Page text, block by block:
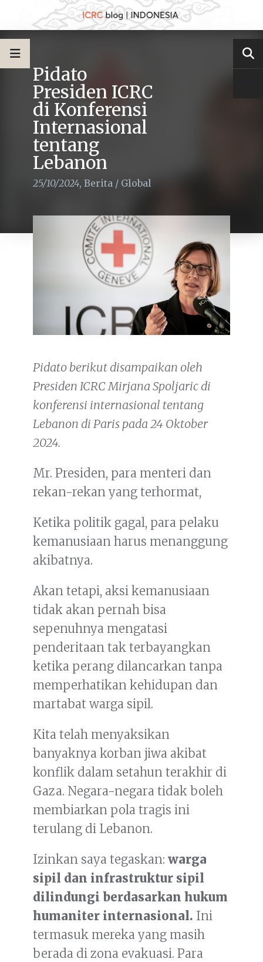
Pidato
Presiden ICRC
di Konferensi
Internasional
tentang
Lebanon
25/10/2024, Berita / Global
Pidato berikut disampaikan oleh
Presiden ICRC Mirjana Spoljaric di
konferensi internasional tentang
Lebanon di Paris pada 24 Oktober
2024.
Mr. Presiden, para menteri dan
rekan-rekan yang terhormat,
Ketika politik gagal, para pelaku
kemanusiaan harus menanggung
akibatnya.
Akan tetapi, aksi kemanusiaan
tidak akan pernah bisa
sepenuhnya mengatasi
penderitaan tak terbayangkan
ketika perang dilancarkan tanpa
memperhatikan kehidupan dan
martabat warga sipil.
Kita telah menyaksikan
banyaknya korban jiwa akibat
konflik dalam setahun terakhir di
Gaza. Negara-negara tidak boleh
membiarkan pola tragis ini
terulang di Lebanon.
Izinkan saya tegaskan: warga
sipil dan infrastruktur sipil
dilindungi berdasarkan hukum
humaniter internasional. Ini
termasuk mereka yang masih
berada di zona evakuasi. Para